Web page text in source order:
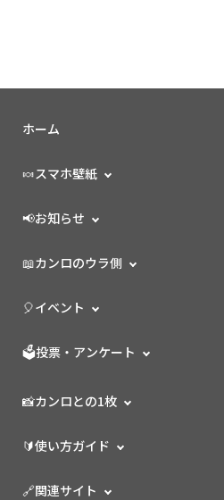
ホーム
🍬スマホ壁紙
📢お知らせ
📖カンロのウラ側
🎈イベント
🗳️投票・アンケート
📸カンロとの1枚
🔰使い方ガイド
🔗関連サイト